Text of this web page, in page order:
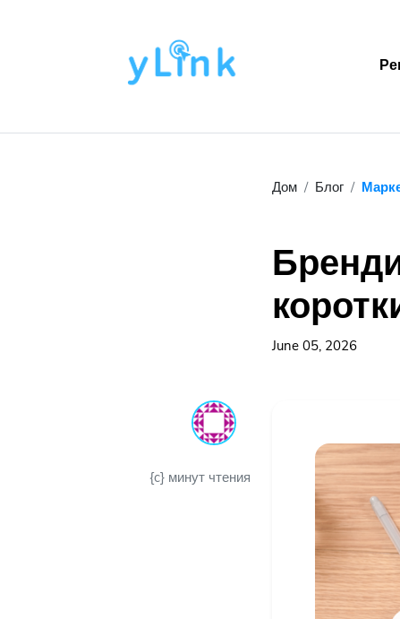
Дом Блог
June 05, 2026
{c} минут чтения